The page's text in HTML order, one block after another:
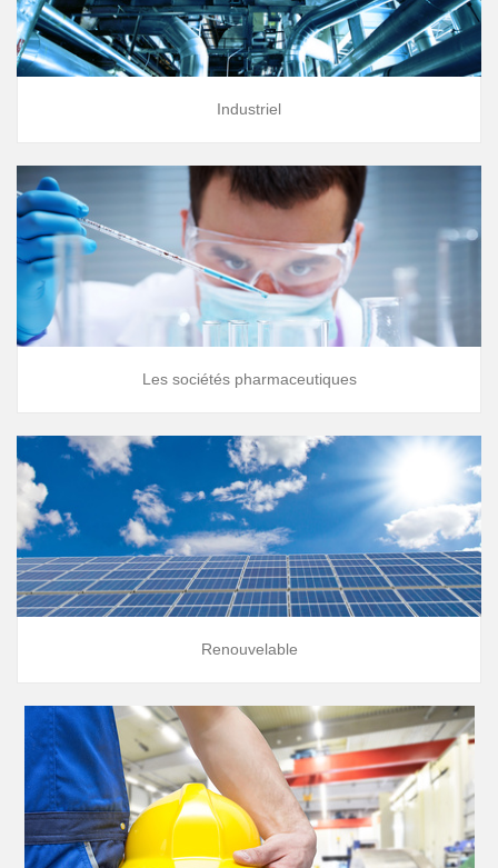
Industriel
Les sociétés pharmaceutiques
Renouvelable